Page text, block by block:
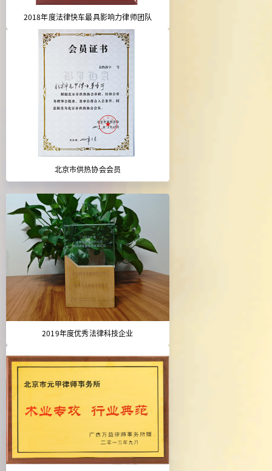
2018年度法律快车最具影响力律师团队
北京市供热协会会员
2019年度优秀法律科技企业